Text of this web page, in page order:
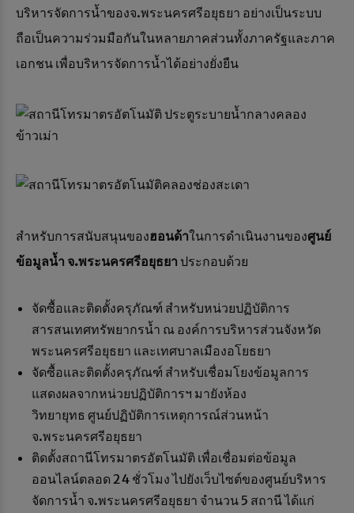
บริหารจัดการน้ำของจ.พระนครศรีอยุธยา อย่างเป็นระบบ
ถือเป็นความร่วมมือกันในหลายภาคส่วนทั้งภาครัฐและภาค
เอกชน เพื่อบริหารจัดการน้ำได้อย่างยั่งยืน
สำหรับการสนับสนุนของฮอนด้าในการดำเนินงานของศูนย์
ข้อมูลน้ำ จ.พระนครศรีอยุธยา ประกอบด้วย
จัดซื้อและติดตั้งครุภัณฑ์ สำหรับหน่วยปฏิบัติการ
สารสนเทศทรัพยากรน้ำ ณ องค์การบริหารส่วนจังหวัด
พระนครศรีอยุธยา และเทศบาลเมืองอโยธยา
จัดซื้อและติดตั้งครุภัณฑ์ สำหรับเชื่อมโยงข้อมูลการ
แสดงผลจากหน่วยปฏิบัติการฯ มายังห้อง
วิทยายุทธ ศูนย์ปฏิบัติการเหตุการณ์ส่วนหน้า
จ.พระนครศรีอยุธยา
ติดตั้งสถานีโทรมาตรอัตโนมัติ เพื่อเชื่อมต่อข้อมูล
ออนไลน์ตลอด 24 ชั่วโมง ไปยังเว็บไซต์ของศูนย์บริหาร
จัดการน้ำ จ.พระนครศรีอยุธยา จำนวน 5 สถานี ได้แก่